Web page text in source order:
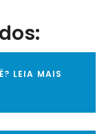
LEIA MAIS